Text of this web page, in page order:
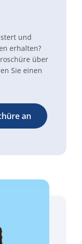
und
erhalten?
über
Sie einen
an